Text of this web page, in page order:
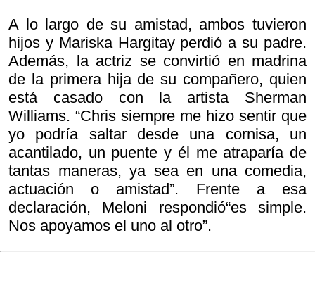
A lo largo de su amistad, ambos tuvieron
hijos y Mariska Hargitay perdió a su padre.
Además, la actriz se convirtió en madrina
de la primera hija de su compañero, quien
está casado con la artista Sherman
Williams. “Chris siempre me hizo sentir que
yo podría saltar desde una cornisa, un
acantilado, un puente y él me atraparía de
tantas maneras, ya sea en una comedia,
actuación o amistad”. Frente a esa
declaración, Meloni respondió“es simple.
Nos apoyamos el uno al otro”.